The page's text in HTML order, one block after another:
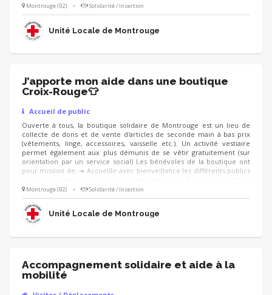
temps restant. Dans la mesure du possible, nous associons les parents
à ce temps d'apprentissage. Rejoins l'équipe pour participer à cette
activité qui a du sens et qui aide les enfants à avoir confiance en eux !
Montrouge (92) • Solidarité / Insertion
Unité Locale de Montrouge
J’apporte mon aide dans une boutique
Croix-Rouge👕
Accueil de public
Ouverte à tous, la boutique solidaire de Montrouge est un lieu de
collecte de dons et de vente d'articles de seconde main à bas prix
(vêtements, linge, accessoires, vaisselle etc.). Un activité vestiaire
permet également aux plus démunis de se vêtir gratuitement (sur
orientation par un service social) Les bénévoles de la boutique ont
pour mission de: ➔ Accueillir avec bienveillance les différents publics
écoute attentive, donner des conseils et orienter ➔ Faire le tri des
vêtements donnés et les mettre en rayon ➔ Réaliser l'encaissement
des achats ➔ Participer à la bonne tenue de la boutique (rangement,
nettoyage etc.)
Montrouge (92) • Solidarité / Insertion
Unité Locale de Montrouge
Accompagnement solidaire et aide à la
mobilité